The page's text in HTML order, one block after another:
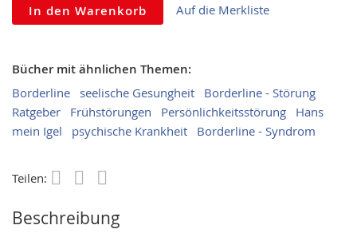
In den Warenkorb Auf die Merkliste
Bücher mit ähnlichen Themen:
Borderline seelische Gesungheit
Borderline - Störung
Ratgeber
Frühstörungen Persönlichkeitsstörung
Hans
mein Igel
psychische Krankheit Borderline - Syndrom
Teilen:
Beschreibung